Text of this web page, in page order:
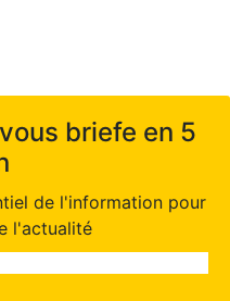
briefe en 5
de l'information pour
l'actualité